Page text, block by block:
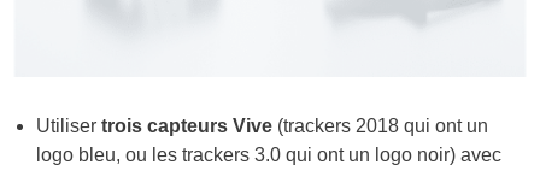
Utiliser trois capteurs Vive (trackers 2018 qui ont un
logo bleu, ou les trackers 3.0 qui ont un logo noir) avec